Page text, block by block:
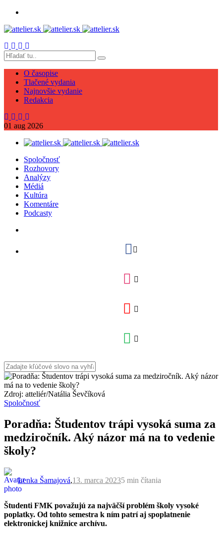
O časopise
Tlačené vydania
Najnovšie vydanie
Redakcia
01 aug 2026
Spoločnosť
Rozhovory
Analýzy
Médiá
Kultúra
Komentáre
Podcasty
Zdroj: atteliér/Natália Ševčíková
Spoločnosť
Poradňa: Študentov trápi vysoká suma za
medziročník. Aký názor má na to vedenie
školy?
Lenka Šamajová,13. marca 20235 min čítania
Študenti FMK považujú za najväčší problém školy vysoké
poplatky. Od tohto semestra k ním patrí aj spoplatnenie
elektronickej knižnice archívu.